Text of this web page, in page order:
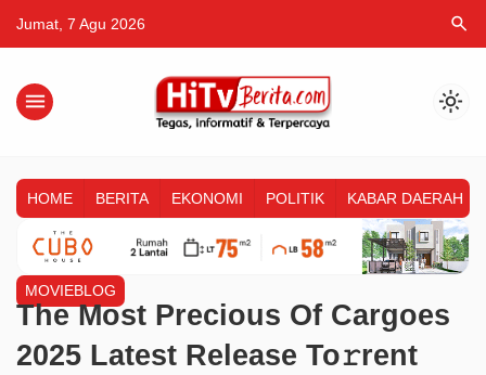
Jumat, 7 Agu 2026 search
menu light_mode
HOME BERITA EKONOMI POLITIK KABAR DAERAH
MOVIEBLOG
The Most Precious Of Cargoes
2025 Latest Release To𝚛rent